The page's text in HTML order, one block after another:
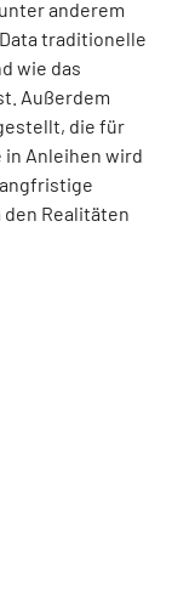
anderem
traditionelle
wie das
Außerdem
die für
in Anleihen wird
Realitäten